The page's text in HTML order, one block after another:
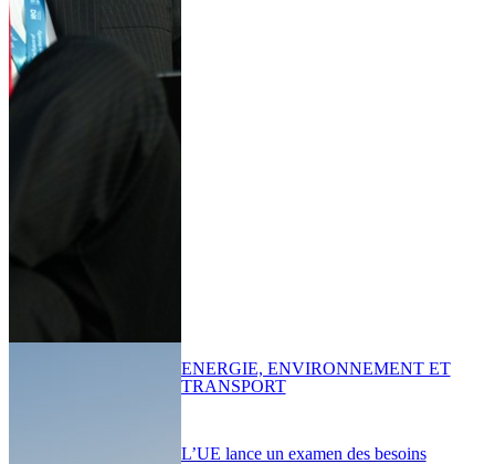
L’UE lance un examen des besoins
ENERGIE, ENVIRONNEMENT ET
TRANSPORT